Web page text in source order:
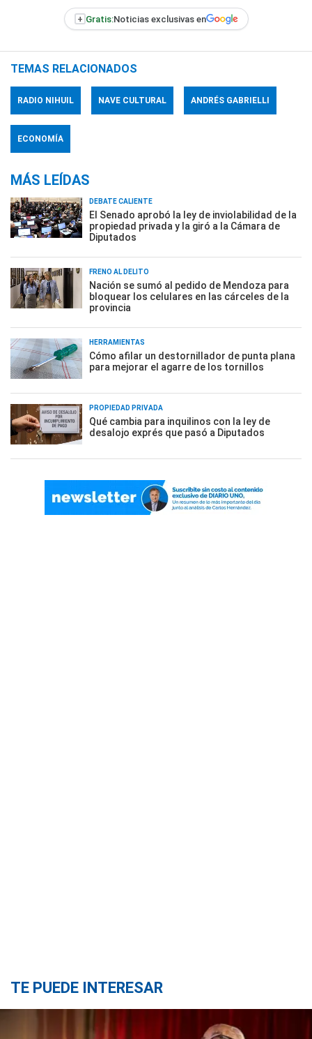
+ Gratis:Noticias exclusivas en
TEMAS RELACIONADOS
RADIO NIHUIL NAVE CULTURAL ANDRÉS GABRIELLI
ECONOMÍA
MÁS LEÍDAS
DEBATE CALIENTE
El Senado aprobó la ley de inviolabilidad de la
propiedad privada y la giró a la Cámara de
Diputados
FRENO AL DELITO
Nación se sumó al pedido de Mendoza para
bloquear los celulares en las cárceles de la
provincia
HERRAMIENTAS
Cómo afilar un destornillador de punta plana
para mejorar el agarre de los tornillos
PROPIEDAD PRIVADA
Qué cambia para inquilinos con la ley de
desalojo exprés que pasó a Diputados
TE PUEDE INTERESAR